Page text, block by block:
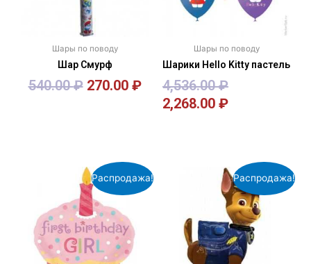
Шары по поводу
Шар Смурф
540.00₽ 270.00 ₽
Шары по поводу
Шарики Hello Kitty пастель
4,536.00₽
2,268.00 ₽
Распродажа! Распродажа!